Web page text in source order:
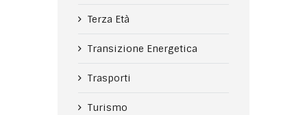
Terza Età
Transizione Energetica
Trasporti
Turismo